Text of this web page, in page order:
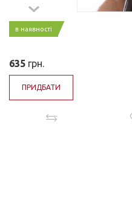
в наявності
635 грн.
ПРИДБАТИ